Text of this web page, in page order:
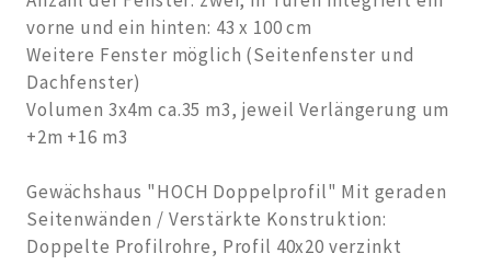
vorne und ein hinten: 43 x 100 cm
Weitere Fenster möglich (Seitenfenster und
Dachfenster)
Volumen 3x4m ca.35 m3, jeweil Verlängerung um
+2m +16 m3
Gewächshaus "HOCH Doppelprofil" Mit geraden
Seitenwänden / Verstärkte Konstruktion:
Doppelte Profilrohre, Profil 40x20 verzinkt